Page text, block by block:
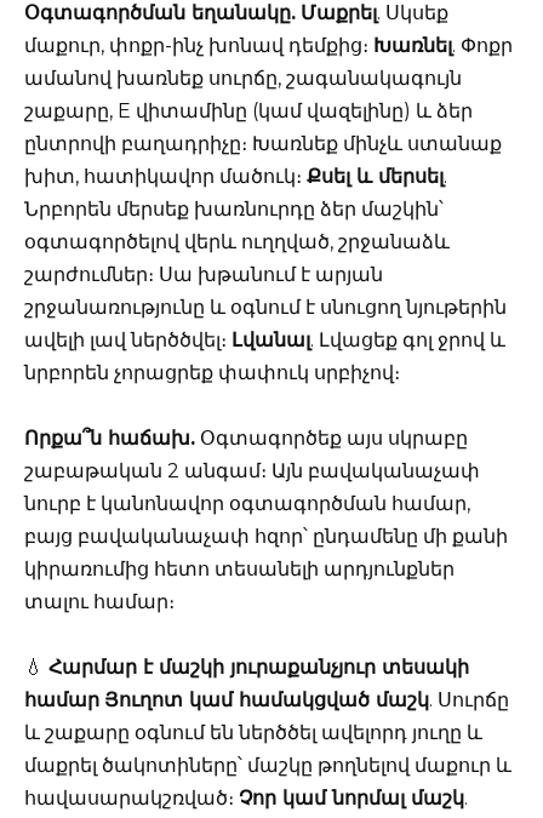
Օգտագործման եղանակը. Մաքրել. Սկսեք
մաքուր, փոքր-ինչ խոնավ դեմքից։ Խառնել. Փոքր
ամանով խառնեք սուրճը, շագանակագույն
շաքարը, E վիտամինը (կամ վազելինը) և ձեր
ընտրովի բաղադրիչը։ Խառնեք մինչև ստանաք
խիտ, հատիկավոր մածուկ։ Քսել և մերսել.
Նրբորեն մերսեք խառնուրդը ձեր մաշկին՝
օգտագործելով վերև ուղղված, շրջանաձև
շարժումներ։ Սա խթանում է արյան
շրջանառությունը և օգնում է սնուցող նյութերին
ավելի լավ ներծծվել։ Լվանալ. Լվացեք գոլ ջրով և
նրբորեն չորացրեք փափուկ սրբիչով։
Որքա՞ն հաճախ. Օգտագործեք այս սկրաբը
շաբաթական 2 անգամ։ Այն բավականաչափ
նուրբ է կանոնավոր օգտագործման համար,
բայց բավականաչափ հզոր՝ ընդամենը մի քանի
կիրառումից հետո տեսանելի արդյունքներ
տալու համար։
💧 Հարմար է մաշկի յուրաքանչյուր տեսակի
համար Յուղոտ կամ համակցված մաշկ. Սուրճը
և շաքարը օգնում են ներծծել ավելորդ յուղը և
մաքրել ծակոտիները՝ մաշկը թողնելով մաքուր և
հավասարակշռված։ Չոր կամ նորմալ մաշկ.